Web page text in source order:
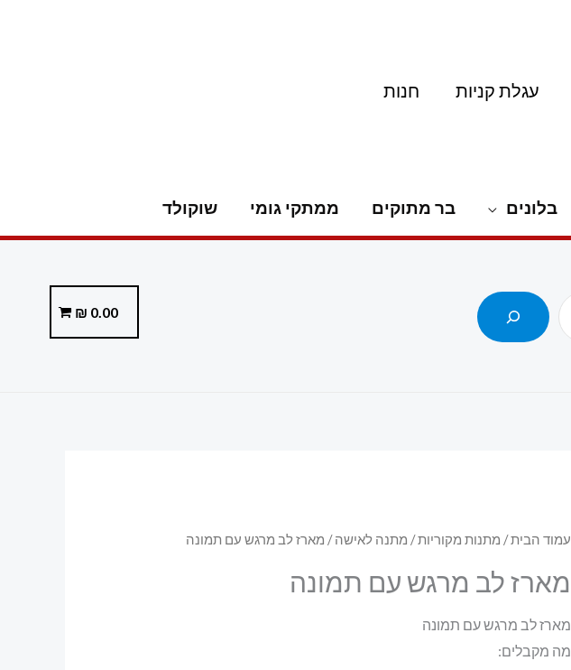
עגלת קניות חנות
בלונים בר מתוקים ממתקי גומי שוקולד
0.00
₪
עמוד הבית/ מתנות מקוריות/ מתנה לאישה/ מארז לב מרגש עם תמונה
מארז לב מרגש עם תמונה
מארז לב מרגש עם תמונה
מה מקבלים: